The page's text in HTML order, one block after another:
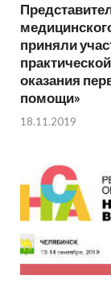
приняли
оказания
помощи»
18.11.2019